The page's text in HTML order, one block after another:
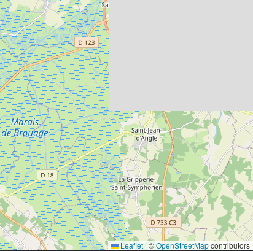
Leaflet | ©OpenStreetMapcontributors